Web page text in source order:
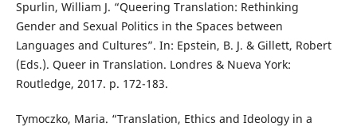
Spurlin, William J. “Queering Translation: Rethinking
Gender and Sexual Politics in the Spaces between
Languages and Cultures”. In: Epstein, B. J. & Gillett, Robert
(Eds.). Queer in Translation. Londres & Nueva York:
Routledge, 2017. p. 172-183.
Tymoczko, Maria. “Translation, Ethics and Ideology in a